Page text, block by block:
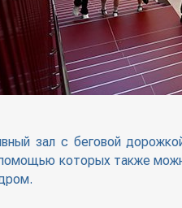
зал с беговой
которых также